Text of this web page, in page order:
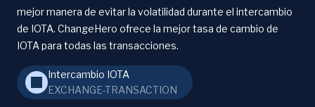
mejor manera de evitar la volatilidad durante el intercambio
de IOTA. ChangeHero ofrece la mejor tasa de cambio de
IOTA para todas las transacciones.
Intercambio IOTA
EXCHANGE-TRANSACTION